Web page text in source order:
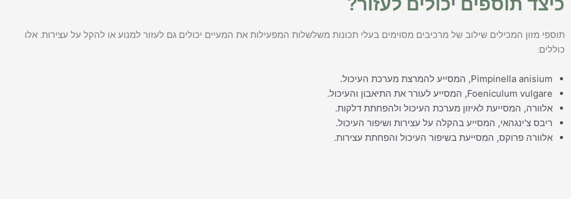
תוספי מזון המכילים שילוב של מרכיבים מסוימים בעלי תכונות משלשלות המפעילות את המעיים יכולים גם לעזור למנוע או להקל על עצירות. אלו
כוללים:
Pimpinella anisium, המסייע להמרצת מערכת העיכול.
Foeniculum vulgare, המסייע לעורר את התיאבון והעיכול.
אלוורה, המסייעת לאיזון מערכת העיכול ולהפחתת דלקות.
ריבס צ'ינגהאי, המסייע בהקלה על עצירות ושיפור העיכול.
אלוורה פרוקס, המסייעת בשיפור העיכול והפחתת עצירות.